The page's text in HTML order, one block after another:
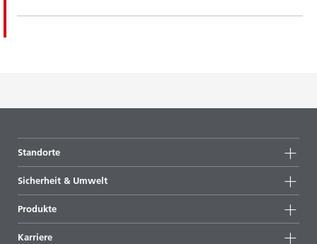
Standorte
Deutschland
Niederlande
Großbritannien
Sicherheit & Umwelt
Umwelt
Produkte
Karriere